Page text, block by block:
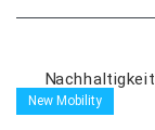
New Mobility